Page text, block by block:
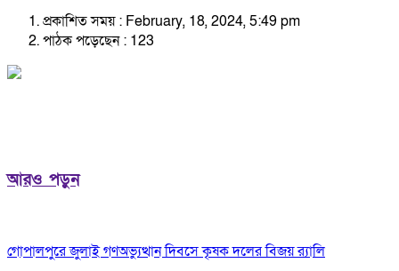
প্রকাশিত সময় : February, 18, 2024, 5:49 pm
পাঠক পড়েছেন : 123
আরও পড়ুন
গোপালপুরে জুলাই গণঅভ্যুত্থান দিবসে কৃষক দলের বিজয় র‍্যালি